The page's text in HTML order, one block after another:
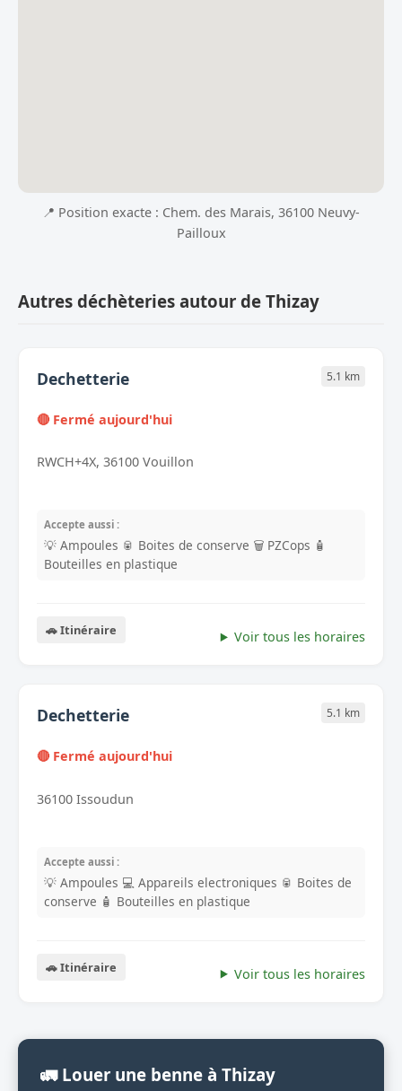
📍 Position exacte : Chem. des Marais, 36100 Neuvy-
Pailloux
Autres déchèteries autour de Thizay
Dechetterie 5.1 km
🔴 Fermé aujourd'hui
RWCH+4X, 36100 Vouillon
Accepte aussi :
💡 Ampoules 🥫 Boites de conserve 🗑️ PZCops 🧴
Bouteilles en plastique
🚗 Itinéraire Voir tous les horaires
Dechetterie 5.1 km
🔴 Fermé aujourd'hui
36100 Issoudun
Accepte aussi :
💡 Ampoules 💻 Appareils electroniques 🥫 Boites de
conserve 🧴 Bouteilles en plastique
🚗 Itinéraire Voir tous les horaires
🚛 Louer une benne à Thizay